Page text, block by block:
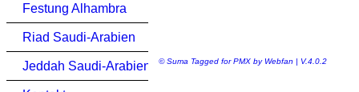
Festung Alhambra
Riad Saudi-Arabien
Jeddah Saudi-Arabien © Suma Tagged for PMX by Webfan | V.4.0.2